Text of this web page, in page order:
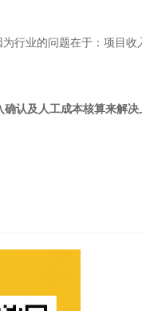
行业的问题在于：项目
认及人工成本核算来解决